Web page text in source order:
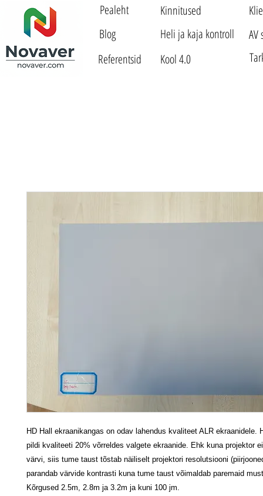
Pealeht
Blog
Referentsid
Heli ja kaja kontroll
Kinnitused
Kool 4.0
HD Hall ekraanikangas on odav lahendus kvaliteet ALR ekraanidele.
pildi kvaliteeti 20% võrreldes valgete ekraanide. Ehk kuna projektor
värvi, siis tume taust tõstab näiliselt projektori resolutsiooni
parandab värvide kontrasti kuna tume taust võimaldab paremaid
Kõrgused 2.5m, 2.8m ja 3.2m ja kuni 100 jm.